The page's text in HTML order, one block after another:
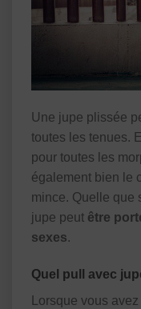
Une jupe plissée
toutes les tenues.
pour toutes les
également bien le
mince. Quelle que
jupe peut être
sexes.
Quel pull avec
Lorsque vous